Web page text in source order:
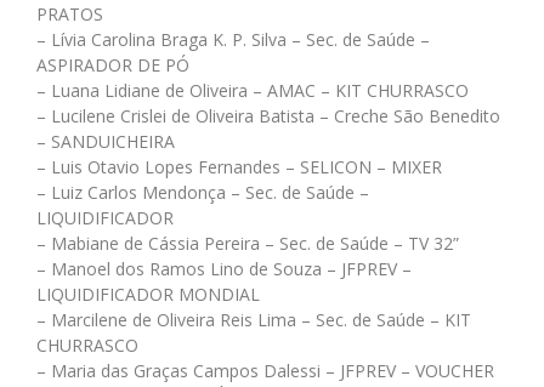
PRATOS
– Lívia Carolina Braga K. P. Silva – Sec. de Saúde –
ASPIRADOR DE PÓ
– Luana Lidiane de Oliveira – AMAC – KIT CHURRASCO
– Lucilene Crislei de Oliveira Batista – Creche São Benedito
– SANDUICHEIRA
– Luis Otavio Lopes Fernandes – SELICON – MIXER
– Luiz Carlos Mendonça – Sec. de Saúde –
LIQUIDIFICADOR
– Mabiane de Cássia Pereira – Sec. de Saúde – TV 32”
– Manoel dos Ramos Lino de Souza – JFPREV –
LIQUIDIFICADOR MONDIAL
– Marcilene de Oliveira Reis Lima – Sec. de Saúde – KIT
CHURRASCO
– Maria das Graças Campos Dalessi – JFPREV – VOUCHER